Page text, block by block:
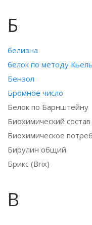
Б
белизна
белок по методу
Бензол
Бромное число
Белок по Барнштейну
Биохимический состав
Биохимическое
Бирулин общий
Брикс (Brix)
В